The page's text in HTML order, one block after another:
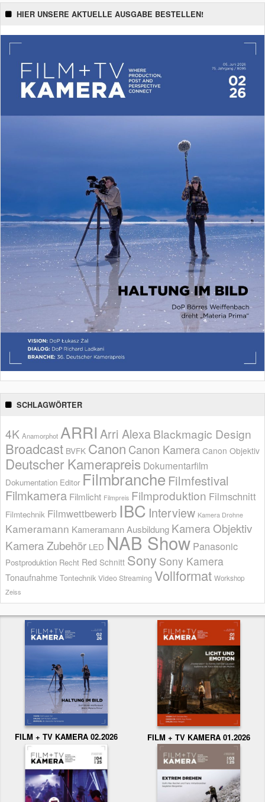
HIER UNSERE AKTUELLE AUSGABE BESTELLEN!
SCHLAGWÖRTER
4K Anamorphot ARRI Arri AlexaBlackmagic Design
Broadcast BVFK Canon Canon Kamera Canon Objektiv
Deutscher Kamerapreis Dokumentarfilm
Dokumentation Editor Filmbranche Filmfestival
Filmkamera Filmlicht Filmpreis Filmproduktion Filmschnitt
Filmtechnik Filmwettbewerb IBC Interview Kamera Drohne
Kameramann Kameramann Ausbildung Kamera Objektiv
Kamera Zubehör LED NAB Show Panasonic
Postproduktion Recht Red Schnitt Sony Sony Kamera
Tonaufnahme Tontechnik Video Streaming Vollformat Workshop
Zeiss
FILM + TV KAMERA 02.2026 FILM + TV KAMERA 01.2026